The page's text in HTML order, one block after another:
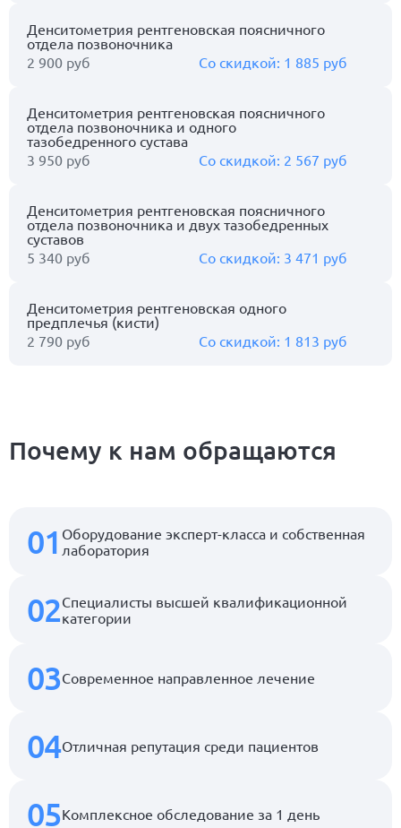
Денситометрия рентгеновская поясничного
отдела позвоночника
2 900 руб
1 885 руб
Денситометрия рентгеновская поясничного
отдела позвоночника и одного
тазобедренного сустава
3 950 руб
2 567 руб
Денситометрия рентгеновская поясничного
отдела позвоночника и двух тазобедренных
суставов
5 340 руб
3 471 руб
Денситометрия рентгеновская одного
предплечья (кисти)
2 790 руб
1 813 руб
Почему к нам обращаются
01 Оборудование эксперт-класса и собственная
лаборатория
02Специалисты высшей квалификационной
категории
03Современное направленное лечение
04Отличная репутация среди пациентов
05Комплексное обследование за 1 день